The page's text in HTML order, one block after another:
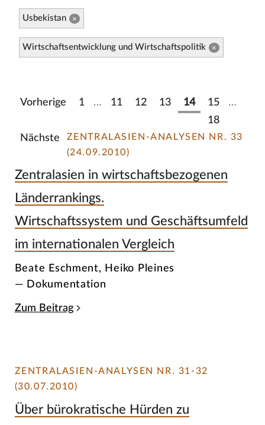
Usbekistan ×
Wirtschaftsentwicklung und Wirtschaftspolitik ×
Vorherige 1 … 11 12 13 14 15
…
18
Nächste
ZENTRALASIEN-ANALYSEN NR. 33
(24.09.2010)
Zentralasien in wirtschaftsbezogenen
Länderrankings.
Wirtschaftssystem und Geschäftsumfeld
im internationalen Vergleich
Beate Eschment, Heiko Pleines
— Dokumentation
Zum Beitrag
ZENTRALASIEN-ANALYSEN NR. 31-32
(30.07.2010)
Über bürokratische Hürden zu